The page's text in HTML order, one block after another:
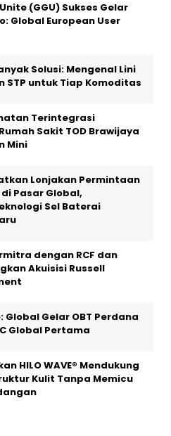
(GGU) Sukses Gelar
Global European User
Solusi: Mengenal Lini
STP untuk Tiap Komoditas
Terintegrasi
Sakit TOD Brawijaya
Mini
Lonjakan Permintaan
Pasar Global,
Sel Baterai
dengan RCF dan
Akuisisi Russell
Global Gelar OBT Perdana
Global Pertama
HILO WAVE® Mendukung
Kulit Tanpa Memicu